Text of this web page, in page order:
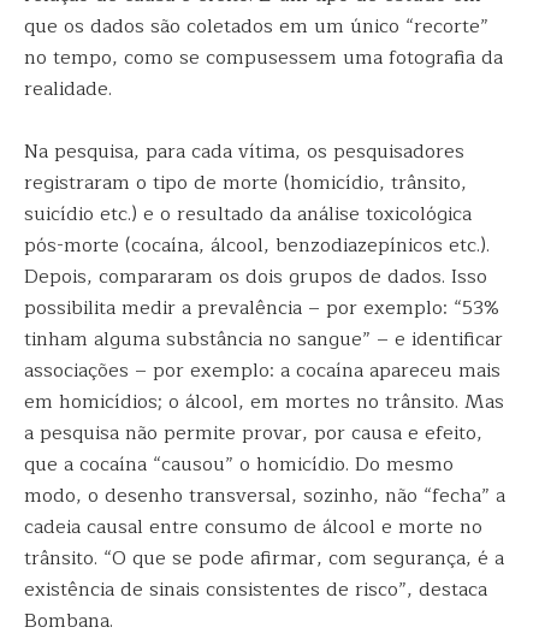
que os dados são coletados em um único “recorte”
no tempo, como se compusessem uma fotografia da
realidade.
Na pesquisa, para cada vítima, os pesquisadores
registraram o tipo de morte (homicídio, trânsito,
suicídio etc.) e o resultado da análise toxicológica
pós-morte (cocaína, álcool, benzodiazepínicos etc.).
Depois, compararam os dois grupos de dados. Isso
possibilita medir a prevalência – por exemplo: “53%
tinham alguma substância no sangue” – e identificar
associações – por exemplo: a cocaína apareceu mais
em homicídios; o álcool, em mortes no trânsito. Mas
a pesquisa não permite provar, por causa e efeito,
que a cocaína “causou” o homicídio. Do mesmo
modo, o desenho transversal, sozinho, não “fecha” a
cadeia causal entre consumo de álcool e morte no
trânsito. “O que se pode afirmar, com segurança, é a
existência de sinais consistentes de risco”, destaca
Bombana.